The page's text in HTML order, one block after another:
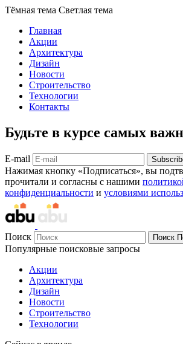
Тёмная тема Светлая тема
Главная
Акции
Архитектура
Дизайн
Новости
Строительство
Технологии
Контакты
Будьте в курсе самых
E-mail
Нажимая кнопку «Подписаться», вы
прочитали и согласны с нашими
конфиденциальности и условиями
Поиск Поиск
Популярные поисковые запросы
Акции
Архитектура
Дизайн
Новости
Строительство
Технологии